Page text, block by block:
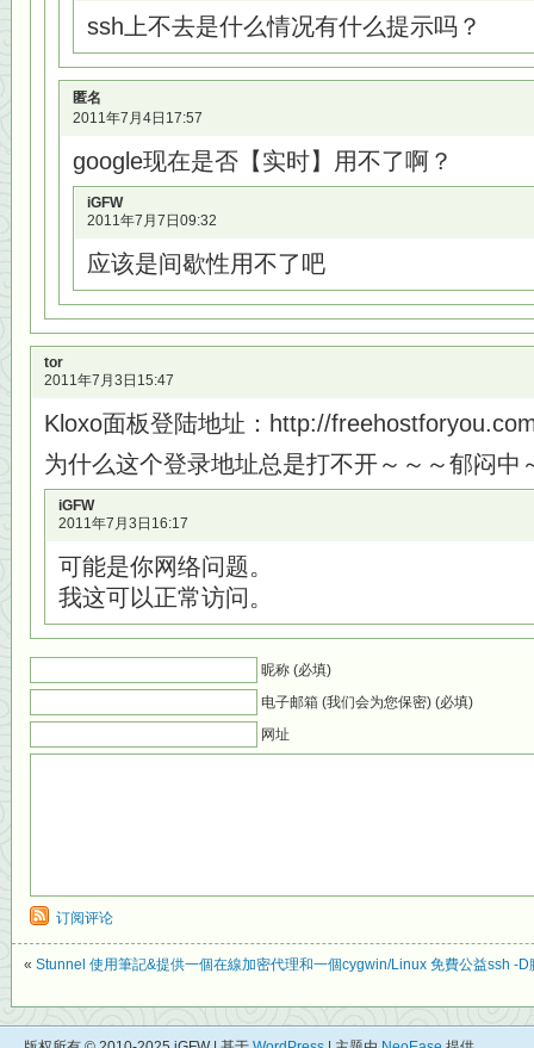
ssh上不去是什么情况有什么提示吗？
匿名
2011年7月4日17:57
google现在是否【实时】用不了啊？
iGFW
2011年7月7日09:32
应该是间歇性用不了吧
tor
2011年7月3日15:47
Kloxo面板登陆地址：http://
为什么这个登录地址总是打不开～～～郁闷中
iGFW
2011年7月3日16:17
可能是你网络问题。
我这可以正常访问。
昵称 (必填)
电子邮箱 (我们会为您保密) (必填)
网址
订阅评论
« Stunnel 使用筆記&提供一個在線加密代理和一個cygwin/Linux 免費公益ssh -D